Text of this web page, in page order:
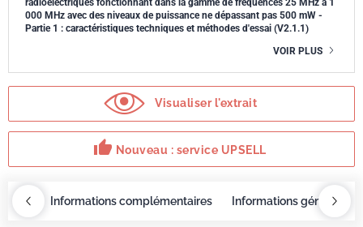
radioélectriques fonctionnant dans la gamme de fréquences 25 MHz à 1
000 MHz avec des niveaux de puissance ne dépassant pas 500 mW -
Partie 1 : caractéristiques techniques et méthodes d'essai (V2.1.1)
VOIR PLUS
Visualiser l'extrait
thumb_up Nouveau : service UPSELL
Informations complémentaires Informations générales